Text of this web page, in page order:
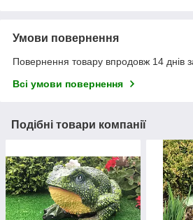
Умови повернення
Повернення товару впродовж 14 днів
Всі умови повернення
Подібні товари компанії